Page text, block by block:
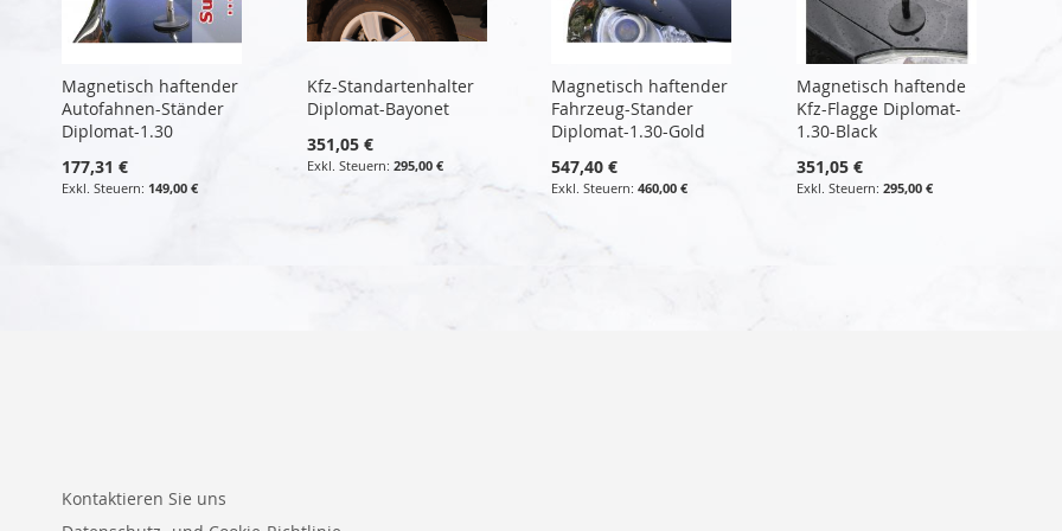
Magnetisch haftender
Autofahnen-Ständer
Diplomat-1.30
177,31 €
149,00 €
Kfz-Standartenhalter
Diplomat-Bayonet
351,05 €
295,00 €
Magnetisch haftender
Fahrzeug-Stander
Diplomat-1.30-Gold
547,40 €
460,00 €
Magnetisch haftende
Kfz-Flagge Diplomat-
1.30-Black
351,05 €
295,00 €
Kontaktieren Sie uns